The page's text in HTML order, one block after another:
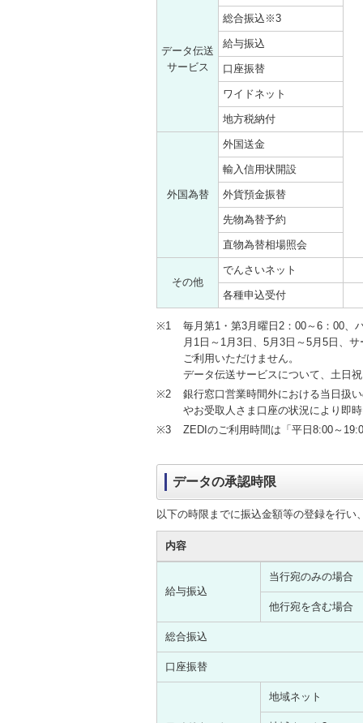
データ伝送
サービス
総合振込※3
給与振込
口座振替
ワイドネット
地方税納付
外国為替
外国送金
輸入信用状開設
外貨預金振替
先物為替予約
直物為替相場照会
その他
でんさいネット
各種申込受付
※1
毎月第1・第3月曜日2：00～6：00、
月1日～1月3日、5月3日～5月5日、
ご利用いただけません。
データ伝送サービスについて、土日
※2
銀行窓口営業時間外における当日扱
やお受取人さま口座の状況により即
※3
ZEDIのご利用時間は「平日8:00～
データの承認時限
以下の時限までに振込金額等の登録を行い
内容
給与振込
当行宛のみの場合
他行宛を含む場合
総合振込
口座振替
地域ネット